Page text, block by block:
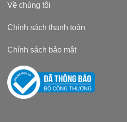
Về chúng tôi
Chính sách thanh toán
Chính sách bảo mật